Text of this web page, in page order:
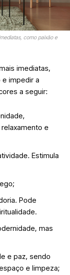
como paixão e
imediatas,
impedir a
a seguir:
e
Estimula
Pode
mas
e paz, sendo
e limpeza;